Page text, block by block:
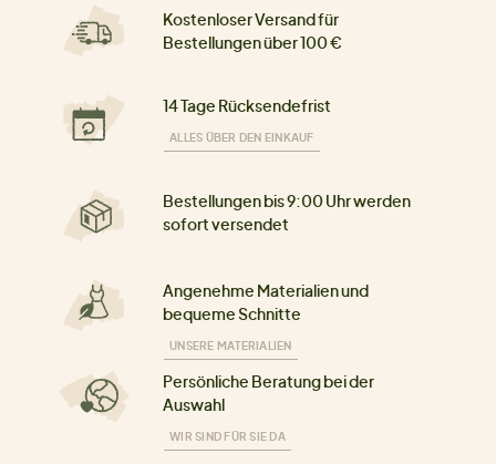
Kostenloser Versand für
Bestellungen über 100 €
14 Tage Rücksendefrist
ALLES ÜBER DEN EINKAUF
Bestellungen bis 9:00 Uhr werden
sofort versendet
Angenehme Materialien und
bequeme Schnitte
UNSERE MATERIALIEN
Persönliche Beratung bei der
Auswahl
WIR SIND FÜR SIE DA